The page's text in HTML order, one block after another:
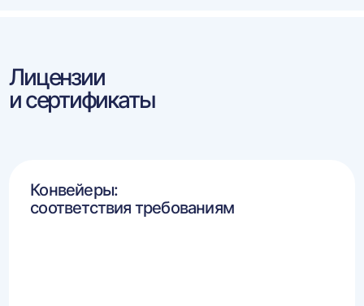
Лицензии
и сертификаты
Конвейеры:
соответствия требованиям